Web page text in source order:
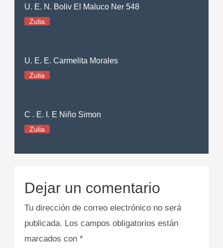
U. E. N. Boliv El Maluco Ner 548
Zulia
U. E. E. Carmelita Morales
Zulia
C . E. I. E Niño Simon
Zulia
Dejar un comentario
Tu dirección de correo electrónico no será
publicada. Los campos obligatorios están
marcados con*